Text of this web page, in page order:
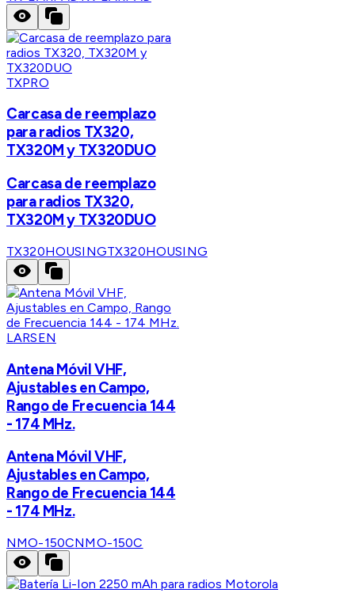
TXPRO
Carcasa de reemplazo
para radios TX320,
TX320M y TX320DUO
Carcasa de reemplazo
para radios TX320,
TX320M y TX320DUO
TX320HOUSINGTX320HOUSING
LARSEN
Antena Móvil VHF,
Ajustables en Campo,
Rango de Frecuencia 144
- 174 MHz.
Antena Móvil VHF,
Ajustables en Campo,
Rango de Frecuencia 144
- 174 MHz.
NMO-150CNMO-150C